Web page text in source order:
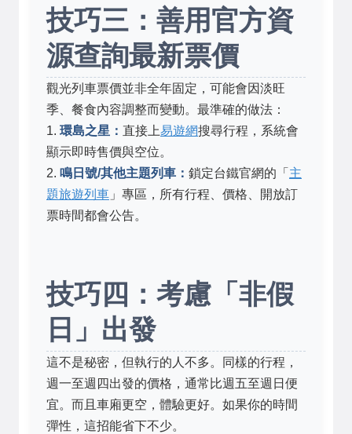
技巧三：善用官方資
源查詢最新票價
觀光列車票價並非全年固定，可能會因淡旺
季、餐食內容調整而變動。最準確的做法：
1. 環島之星： 直接上易遊網搜尋行程，系統會
顯示即時售價與空位。
2. 鳴日號/其他主題列車： 鎖定台鐵官網的「 主
題旅遊列車 」專區，所有行程、價格、開放訂
票時間都會公告。
技巧四：考慮「非假
日」出發
這不是秘密，但執行的人不多。同樣的行程，
週一至週四出發的價格，通常比週五至週日便
宜。而且車廂更空，體驗更好。如果你的時間
彈性，這招能省下不少。